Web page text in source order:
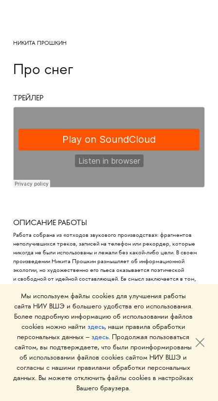
НИКИТА ПРОШКИН
Про снег
ТРЕЙЛЕР
ОПИСАНИЕ РАБОТЫ
Работа собрана из «отходов звукового производства»: фрагментов
неполучившихся треков, записей на телефон или рекордер, которые
никогда не были использованы и лежали без какой-либо цели. В своем
произведении Никита Прошкин размышляет об информационной
экологии, но художественно его пьеса оказывается поэтической
и свободной от идейной составляющей. Ее смысл заключается в том,
ПАВЕЛ МИЛЯКОВ
Autotuned landscapes-2021
Мы используем файлы cookies для улучшения работы
сайта НИУ ВШЭ и большего удобства его использования.
Более подробную информацию об использовании файлов
cookies можно найти здесь, наши правила обработки
персональных данных – здесь. Продолжая пользоваться
сайтом, вы подтверждаете, что были проинформированы
об использовании файлов cookies сайтом НИУ ВШЭ и
согласны с нашими правилами обработки персональных
данных. Вы можете отключить файлы cookies в настройках
Вашего браузера.